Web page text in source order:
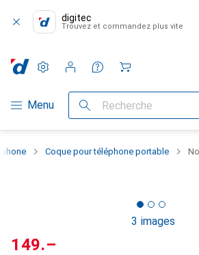
digitec
Trouvez et commandez plus vite
Navigation par catégorie
Menu Recherche
Paramètres
Compte client
Listes de comparaison
Listes d'envies
Panier
Coque pour téléphone portable
3 images
CHF
149.–